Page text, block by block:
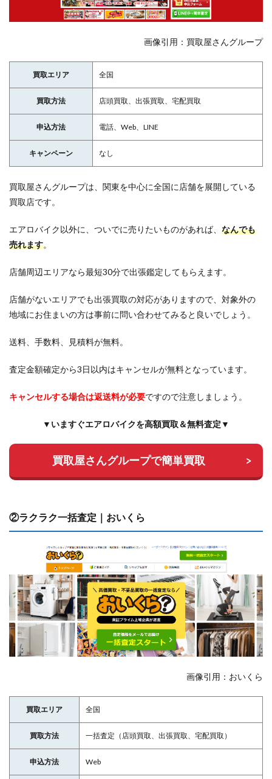
画像引用：買取屋さんグループ
買取エリア 全国
買取方法 店頭買取、出張買取、宅配買取
申込方法 電話、Web、LINE
キャンペーン なし
買取屋さんグループは、関東を中心に全国に店舗を展開している
買取店です。
エアロバイク以外に、ついでに売りたいものがあれば、 なんでも
売れます。
店舗周辺エリアなら最短30分で出張鑑定してもらえます。
店舗がないエリアでも出張買取の対応がありますので、対象外の
地域にお住まいの方は事前に問い合わせてみると良いでしょう。
送料、手数料、見積料が無料。
査定金額確定から3日以内はキャンセルが無料となっています。
キャンセルする場合は返送料が必要ですので注意しましょう。
▼いますぐエアロバイクを高額買取＆無料査定▼
買取屋さんグループで簡単買取
②ラクラク一括査定｜おいくら
画像引用：おいくら
買取エリア 全国
買取方法 一括査定（店頭買取、出張買取、宅配買取）
申込方法 Web